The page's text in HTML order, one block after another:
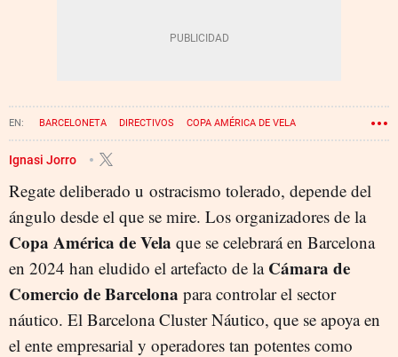
BARCELONETA DIRECTIVOS COPA AMÉRICA DE VELA
Ignasi Jorro
Regate deliberado u ostracismo tolerado, depende del
ángulo desde el que se mire. Los organizadores de la
Copa América de Vela que se celebrará en Barcelona
en 2024 han eludido el artefacto de laCámara de
Comercio de Barcelona para controlar el sector
náutico. El Barcelona Cluster Náutico, que se apoya en
el ente empresarial y operadores tan potentes como